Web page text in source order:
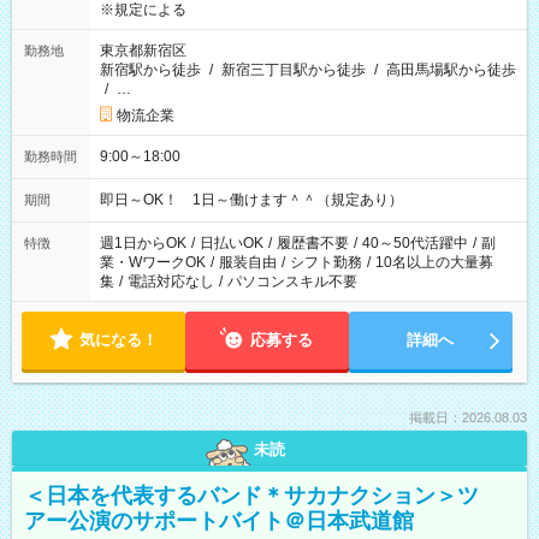
※規定による
勤務地
東京都新宿区
新宿駅から徒歩 / 新宿三丁目駅から徒歩 / 高田馬場駅から徒歩
/ …
物流企業
勤務時間 9:00～18:00
期間 即日～OK！ 1日～働けます＾＾（規定あり）
特徴 週1日からOK / 日払いOK / 履歴書不要 / 40～50代活躍中 / 副
業・WワークOK / 服装自由 / シフト勤務 / 10名以上の大量募
集 / 電話対応なし / パソコンスキル不要
気になる！ 応募する 詳細へ
掲載日：2026.08.03
未読
＜日本を代表するバンド＊サカナクション＞ツ
アー公演のサポートバイト＠日本武道館